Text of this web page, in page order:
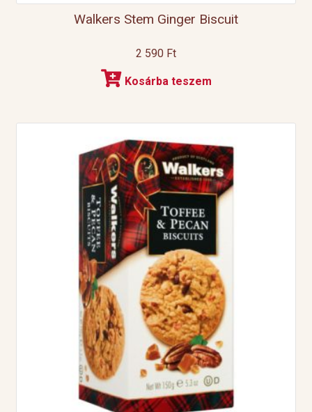
Walkers Stem Ginger Biscuit
2 590 Ft
Kosárba teszem